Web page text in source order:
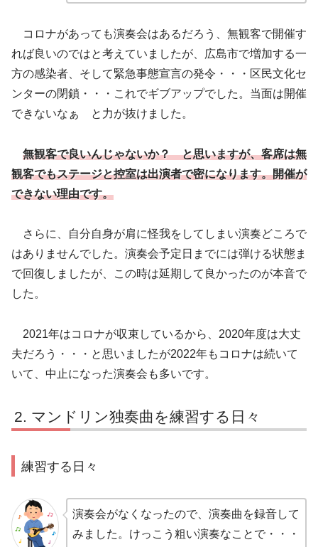
コロナがあっても演奏会はあるだろう、無観客で開催す
れば良いのではと考えていましたが、広島市で増加する一
方の感染者、そして緊急事態宣言の発令・・・区民文化セ
ンターの閉鎖・・・これでギブアップでした。当面は開催
できないなぁ と力が抜けました。
無観客で良いんじゃないか？ と思いますが、客席は無
観客でもステージと控室は出演者で密になります。開催が
できない理由です。
さらに、自分自身が肩に怪我をしてしまい演奏どころで
はありませんでした。演奏会予定日までには弾ける状態ま
で回復しましたが、この時は延期して良かったのが本音で
した。
2021年はコロナが収束しているから、2020年度は大丈
夫だろう・・・と思いましたが2022年もコロナは続いて
いて、中止になった演奏会も多いです。
マンドリン独奏曲を練習する日々
練習する日々
演奏会がなくなったので、演奏曲を録音して
みました。けっこう粗い演奏なことで・・・